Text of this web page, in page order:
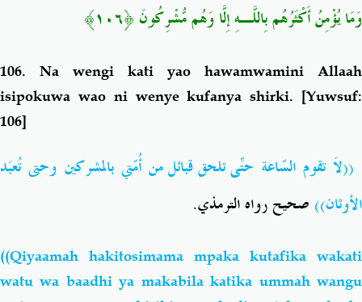
Chemsha Bongo Vitabu
Mapishi
وَمَا يُؤْمِنُ أَكْثَرُهُم بِاللَّـهِ إِلَّا وَهُم مُّشْرِكُونَ ﴿١٠٦﴾
106. Na wengi kati yao hawamwamini Allaah
isipokuwa wao ni wenye kufanya shirki. [Yuwsuf:
106]
((لاَ تقوم السّاعة حتّى تلحق قبائل مِن أُمّتي بالمشركين وحتى تُعبَد
الأوثان)) صحيح رواه الترمذي.
((Qiyaamah hakitosimama mpaka kutafika wakati
watu wa baadhi ya makabila katika ummah wangu